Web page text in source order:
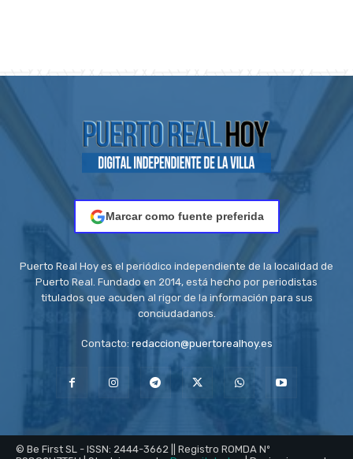
Marcar como fuente preferida
Puerto Real Hoy es el periódico independiente de la localidad de
Puerto Real. Fundado en 2014, está hecho por periodistas
titulados que acuden al rigor de la información para sus
conciudadanos.
Contacto: redaccion@puertorealhoy.es
© Be First SL - ISSN: 2444-3662 || Registro ROMDA Nº